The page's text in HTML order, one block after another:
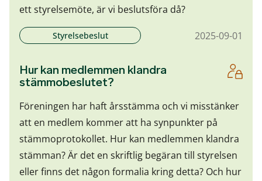
ett styrelsemöte, är vi beslutsföra då?
Styrelsebeslut 2025-09-01
Hur kan medlemmen klandra
stämmobeslutet?
Föreningen har haft årsstämma och vi misstänker
att en medlem kommer att ha synpunkter på
stämmoprotokollet. Hur kan medlemmen klandra
stämman? Är det en skriftlig begäran till styrelsen
eller finns det någon formalia kring detta? Och hur